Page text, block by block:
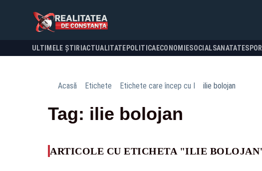
ULTIMELE ȘTIRI ACTUALITATE POLITICA ECONOMIESOCIALSANATATE
Acasă Etichete Etichete care încep cu I ilie bolojan
Tag: ilie bolojan
ARTICOLE CU ETICHETA "ILIE